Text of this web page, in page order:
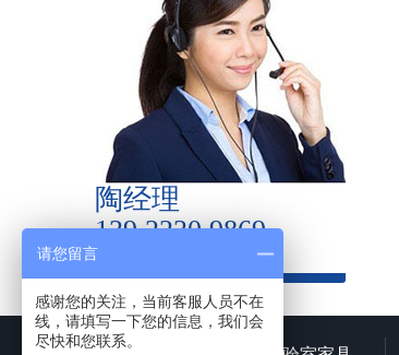
陶经理
139 2230 9869
请您留言
感谢您的关注，当前客服人员不在
线，请填写一下您的信息，我们会
尽快和您联系。